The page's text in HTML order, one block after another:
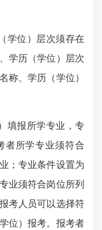
学位）层次须存在
学历（学位）层次
称、学历（学位）
填报所学专业，专
者所学专业须符合
；专业条件设置为
业须符合岗位所列
考人员可以选择符
位）报考。报考者